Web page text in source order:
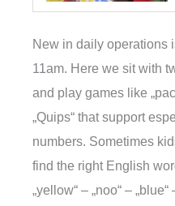
New in daily operations
11am. Here we sit with
and play games like
„Quips“ that support
numbers. Sometimes
find the right English
„yellow“ – „noo“ –